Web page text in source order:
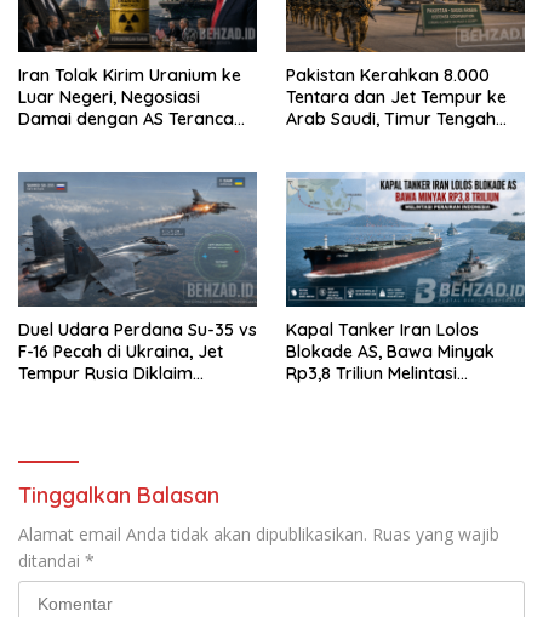
Iran Tolak Kirim Uranium ke
Luar Negeri, Negosiasi
Damai dengan AS Terancam
Pakistan Kerahkan 8.000
Tentara dan Jet Tempur ke
Arab Saudi, Timur Tengah
Duel Udara Perdana Su-35 vs
F-16 Pecah di Ukraina, Jet
Tempur Rusia Diklaim
Kapal Tanker Iran Lolos
Blokade AS, Bawa Minyak
Rp3,8 Triliun Melintasi
Tinggalkan Balasan
Alamat email Anda tidak akan dipublikasikan. Ruas yang wajib
ditandai *